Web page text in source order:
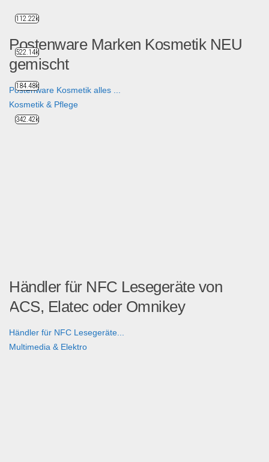
Postenware Marken Kosmetik NEU
gemischt
Postenware Kosmetik alles ...
Kosmetik & Pflege
Händler für NFC Lesegeräte von
ACS, Elatec oder Omnikey
Händler für NFC Lesegeräte...
Multimedia & Elektro
112.22k
522.14k
184.48k
342.42k